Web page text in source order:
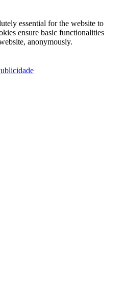
essential for the website to
ensure basic functionalities
anonymously.